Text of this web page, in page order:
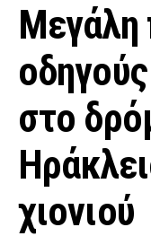
Μεγάλη
στο
χιονιού